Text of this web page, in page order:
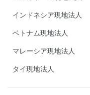
インドネシア現地法人
ベトナム現地法人
マレーシア現地法人
タイ現地法人